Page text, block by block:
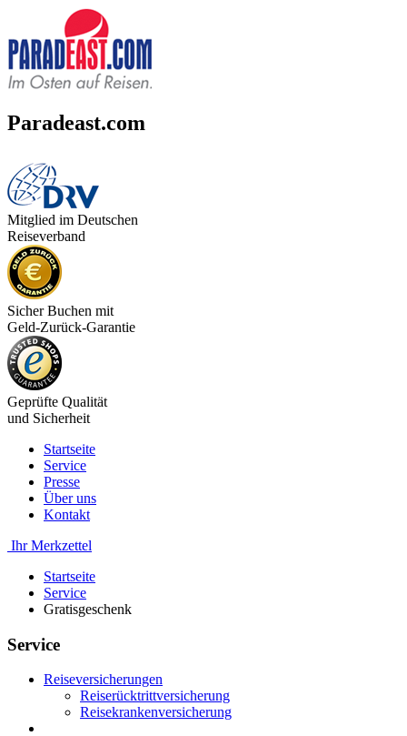
Paradeast.com
Mitglied im Deutschen
Reiseverband
Sicher Buchen mit
Geld-Zurück-Garantie
Geprüfte Qualität
und Sicherheit
Startseite
Service
Presse
Über uns
Kontakt
Ihr Merkzettel
Startseite
Service
Gratisgeschenk
Service
Reiseversicherungen
Reiserücktrittversicherung
Reisekrankenversicherung